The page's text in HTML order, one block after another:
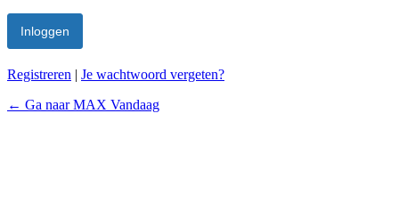
Registreren | Je wachtwoord vergeten?
← Ga naar MAX Vandaag